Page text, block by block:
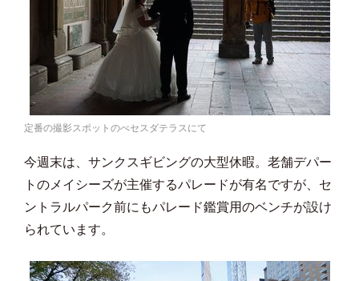
定番の撮影スポットのべセスダテラスにて
今週末は、サンクスギビングの大型休暇。老舗デパー
トのメイシーズが主催するパレードが有名ですが、セ
ントラルパーク前にもパレード鑑賞用のベンチが設け
られています。